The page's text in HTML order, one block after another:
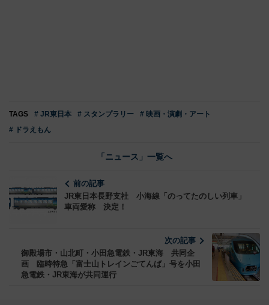
TAGS # JR東日本 # スタンプラリー
# 映画・演劇・アート
# ドラえもん
「ニュース」一覧へ
前の記事
JR東日本長野支社 小海線「のってたのしい列車」
車両愛称 決定！
次の記事
御殿場市・山北町・小田急電鉄・JR東海 共同企
画 臨時特急「富士山トレインごてんば」号を小田
急電鉄・JR東海が共同運行